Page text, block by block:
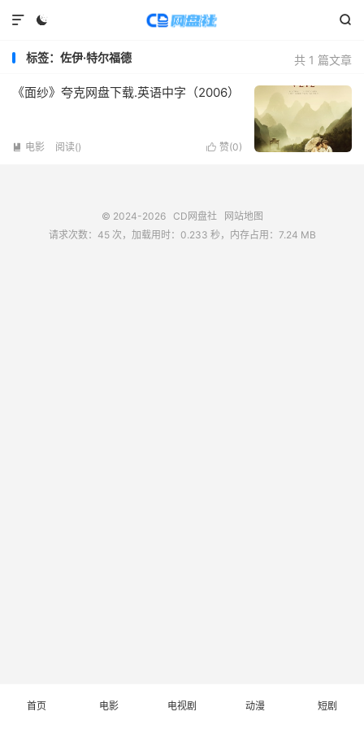
 

共 1 篇文章
标签：佐伊·特尔福德
《面纱》夸克网盘下载.英语中字（2006）
 赞(0)
 电影 阅读()
© 2024-2026 CD网盘社
网站地图
请求次数：45 次，加载用时：0.233 秒，内存占用：7.24 MB
首页 电影 电视剧 动漫 短剧